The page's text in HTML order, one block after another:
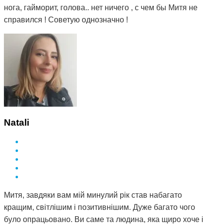
нога, гайморит, голова.. нет ничего , с чем бы Митя не
справился ! Советую однозначно !
Natali
Митя, завдяки вам мій минулий рік став набагато
кращим, світлішим і позитивнішим. Дуже багато чого
було опрацьовано. Ви саме та людина, яка щиро хоче і